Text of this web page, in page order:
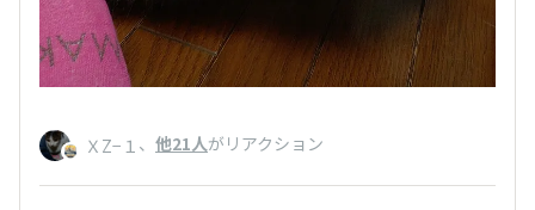
ＸZ−１ 、 他21人がリアクション